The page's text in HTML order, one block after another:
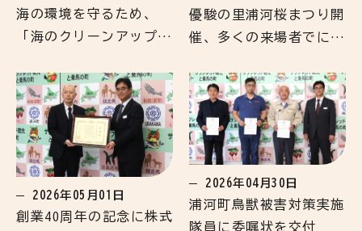
海の環境を守るため、
「海のクリーンアップ大
優駿の里浦河桜まつり開
催、多くの来場者でにぎ
2026年05月01日
創業40周年の記念に株式
2026年04月30日
浦河町鳥獣被害対策実施
隊員に委嘱状を交付